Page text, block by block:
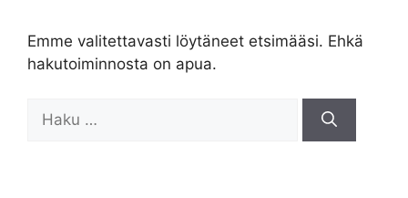
Emme valitettavasti löytäneet etsimääsi. Ehkä
hakutoiminnosta on apua.
Haku: